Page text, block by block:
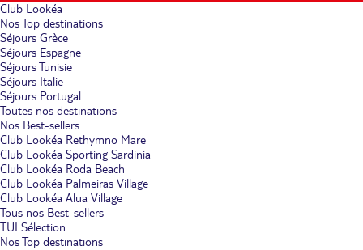
Club Lookéa
Nos Top destinations
Séjours Grèce
Séjours Espagne
Séjours Tunisie
Séjours Italie
Séjours Portugal
Toutes nos destinations
Nos Best-sellers
Club Lookéa Rethymno Mare
Club Lookéa Sporting Sardinia
Club Lookéa Roda Beach
Club Lookéa Palmeiras Village
Club Lookéa Alua Village
Tous nos Best-sellers
TUI Sélection
Nos Top destinations